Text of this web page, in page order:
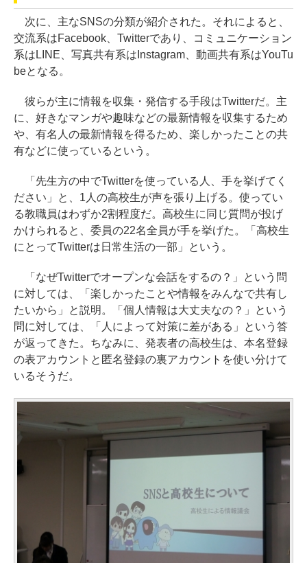
次に、主なSNSの分類が紹介された。それによると、
交流系はFacebook、Twitterであり、コミュニケーション
系はLINE、写真共有系はInstagram、動画共有系はYouTu
beとなる。
彼らが主に情報を収集・発信する手段はTwitterだ。主
に、好きなマンガや趣味などの最新情報を収集するため
や、有名人の最新情報を得るため、楽しかったことの共
有などに使っているという。
「先生方の中でTwitterを使っている人、手を挙げてく
ださい」と、1人の高校生が声を張り上げる。使ってい
る教職員はわずか2割程度だ。高校生に同じ質問が投げ
かけられると、委員の22名全員が手を挙げた。「高校生
にとってTwitterは日常生活の一部」という。
「なぜTwitterでオープンな会話をするの？」という問
に対しては、「楽しかったことや情報をみんなで共有し
たいから」と説明。「個人情報は大丈夫なの？」という
問に対しては、「人によって対策に差がある」という答
が返ってきた。ちなみに、発表者の高校生は、本名登録
の表アカウントと匿名登録の裏アカウントを使い分けて
いるそうだ。